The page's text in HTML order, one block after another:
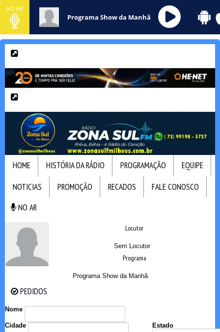
NO AR
Programa Show da Manhâ
HOME HISTÓRIA DA RÁDIO PROGRAMAÇÃO
EQUIPE
NOTICIAS
PROMOÇÃO RECADOS
FALE CONOSCO
NO AR
Locutor
Sem Locutor
Programa
Programa Show da Manhâ
PEDIDOS
Nome
Cidade Estado